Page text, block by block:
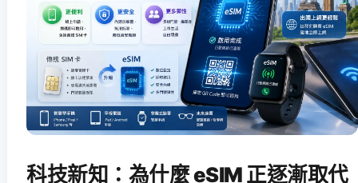
科技新知：為什麼 eSIM 正逐漸取代